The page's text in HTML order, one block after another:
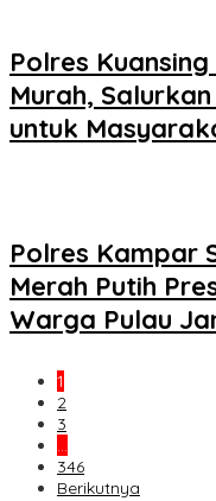
Polres
Murah,
untuk
Polres Kampar
Merah Putih
Warga Pulau
1
2
3
…
346
Berikutnya